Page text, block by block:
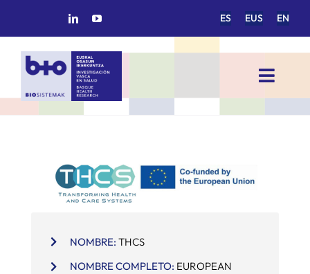
ES EUS EN
Toggle
INICIO
ÁREAS DE INVESTIGACIÓN
NOMBRE: THCS
NOMBRE COMPLETO: EUROPEAN